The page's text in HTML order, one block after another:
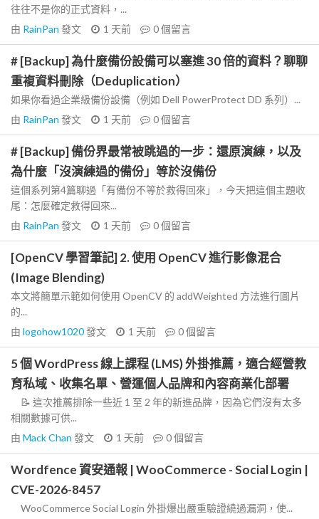
往往不是你的正式資料，...
由 RainPan 發文 1 天前 0個留言
# [Backup] 為什麼備份設備可以塞進 30 倍的資料？聊聊
重複資料刪除（Deduplication）
如果你看過企業級備份設備（例如 Dell PowerProtect DD 系列）...
由 RainPan 發文 1 天前 0個留言
# [Backup] 備份界最常被跳過的一步：還原演練，以及
為什麼「沒演練過的備份」等於沒備份
這個系列第4篇聊過「有備份不等於救得回來」，今天把這個主題收
尾：怎麼確定救得回來...
由 RainPan 發文 1 天前 0個留言
[OpenCV 學習筆記] 2. 使用 OpenCV 進行影像混合
(Image Blending)
本文將簡單示範如何使用 OpenCV 的 addWeighted 方法進行圖片
的...
由 logohow1020發文 1 天前 0個留言
5 個 WordPress 線上課程 (LMS) 外掛推薦，適合經營教
育私域、收集名單、營運個人品牌和內容商業化部署
📝 這次推薦排除一些近 1 至 2 年的新進品牌，因為它們沒有太多
相關數據可供...
由 Mack Chan 發文 1 天前 0個留言
Wordfence 資安通報 | WooCommerce - Social Login |
CVE-2026-8457
WooCommerce Social Login 外掛爆出嚴重驗證繞過漏洞，使...